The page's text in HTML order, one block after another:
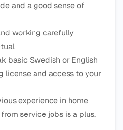
and a good sense of
working carefully
basic Swedish or English
license and access to your
experience in home
service jobs is a plus,